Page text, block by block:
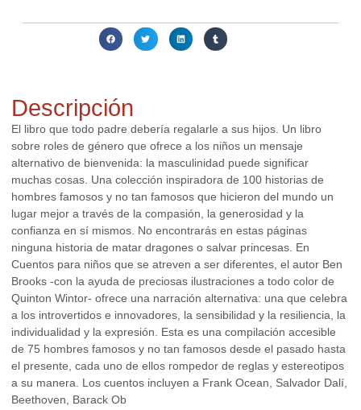
Descripción
El libro que todo padre debería regalarle a sus hijos. Un libro
sobre roles de género que ofrece a los niños un mensaje
alternativo de bienvenida: la masculinidad puede significar
muchas cosas. Una colección inspiradora de 100 historias de
hombres famosos y no tan famosos que hicieron del mundo un
lugar mejor a través de la compasión, la generosidad y la
confianza en sí mismos. No encontrarás en estas páginas
ninguna historia de matar dragones o salvar princesas. En
Cuentos para niños que se atreven a ser diferentes, el autor Ben
Brooks -con la ayuda de preciosas ilustraciones a todo color de
Quinton Wintor- ofrece una narración alternativa: una que celebra
a los introvertidos e innovadores, la sensibilidad y la resiliencia, la
individualidad y la expresión. Esta es una compilación accesible
de 75 hombres famosos y no tan famosos desde el pasado hasta
el presente, cada uno de ellos rompedor de reglas y estereotipos
a su manera. Los cuentos incluyen a Frank Ocean, Salvador Dalí,
Beethoven, Barack Ob